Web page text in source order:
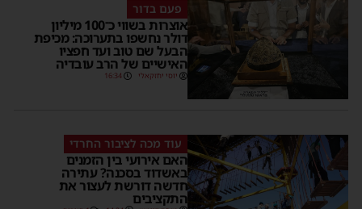
פעם בדור
אוצרות בשווי כ־100 מיליון
דולר נחשפו בתערוכה: מכיפת
הבעל שם טוב ועד חפציו
האישיים של הרב עובדיה
יוסי יחזקאלי 16:34
עוד מכה לציבור החרדי
האם אירועי בין הזמנים
באשדוד בסכנה? עתירה
חדשה דורשת לעצור את
התקציבים